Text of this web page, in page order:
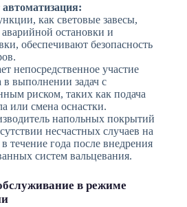
как световые завесы,
остановки и
обеспечивают безопасность
непосредственное участие
в выполнении задач с
риском, таких как подача
или смена оснастки.
напольных покрытий
несчастных случаев на
течение года после внедрения
систем вальцевания.
в режиме